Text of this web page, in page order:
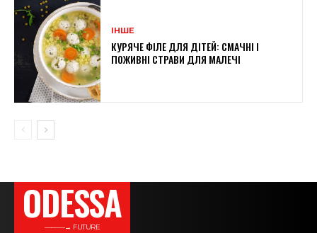
ІНШЕ
КУРЯЧЕ ФІЛЕ ДЛЯ ДІТЕЙ: СМАЧНІ І
ПОЖИВНІ СТРАВИ ДЛЯ МАЛЕЧІ
ODESSA
———→ FUTURE